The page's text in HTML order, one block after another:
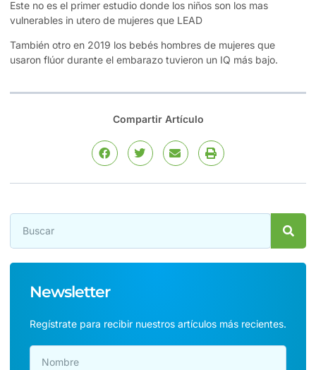
Este no es el primer estudio donde los niños son los mas
vulnerables in utero de mujeres que LEAD
También otro en 2019 los bebés hombres de mujeres que
usaron flúor durante el embarazo tuvieron un IQ más bajo.
Compartir Artículo
Newsletter
Regístrate para recibir nuestros artículos más recientes.